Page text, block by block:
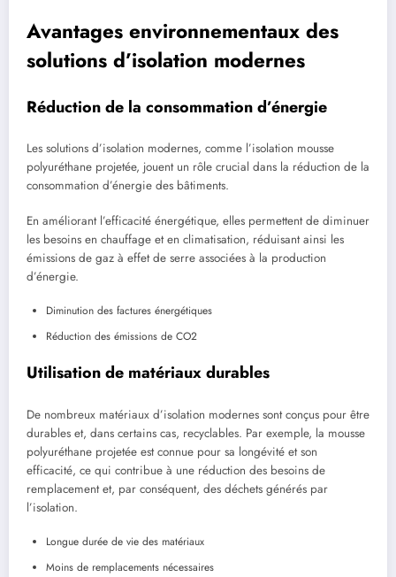
Avantages environnementaux des
solutions d’isolation modernes
Réduction de la consommation d’énergie
Les solutions d’isolation modernes, comme l’isolation mousse
polyuréthane projetée, jouent un rôle crucial dans la réduction de la
consommation d’énergie des bâtiments.
En améliorant l’efficacité énergétique, elles permettent de diminuer
les besoins en chauffage et en climatisation, réduisant ainsi les
émissions de gaz à effet de serre associées à la production
d’énergie.
Diminution des factures énergétiques
Réduction des émissions de CO2
Utilisation de matériaux durables
De nombreux matériaux d’isolation modernes sont conçus pour être
durables et, dans certains cas, recyclables. Par exemple, la mousse
polyuréthane projetée est connue pour sa longévité et son
efficacité, ce qui contribue à une réduction des besoins de
remplacement et, par conséquent, des déchets générés par
l’isolation.
Longue durée de vie des matériaux
Moins de remplacements nécessaires